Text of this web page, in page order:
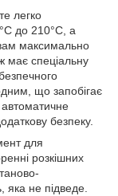
легко
до 210°C, а
максимально
має спеціальну
що запобігає
безпеку.
для
розкішних
яка не підведе.